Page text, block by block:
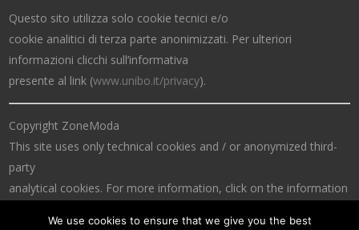
Questo sito utilizza solo cookie tecnici e/o
cookie analitici di terza parte anonimizzati. Per ulteriori
informazioni clicchi sull’informativa
presente al link (www.unibo.it/privacy).
Copyright ZoneModa
This site uses only technical cookies and / or anonymized third-
party
analytical cookies. For more information, click on the information
We use cookies to ensure that we give you the best